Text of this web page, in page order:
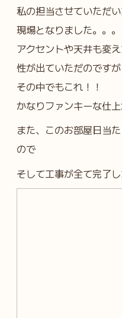
私の担当させていただ
現場となりました。。。
アクセントや天井も変
性が出ていただのですが
その中でもこれ！！
かなりファンキーな仕
また、このお部屋日当
ので
そして工事が全て完了